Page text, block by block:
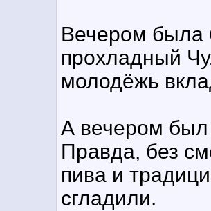
Вечером была
прохладный
молодёжь
А вечером
Правда, без
пива и
сгладили.